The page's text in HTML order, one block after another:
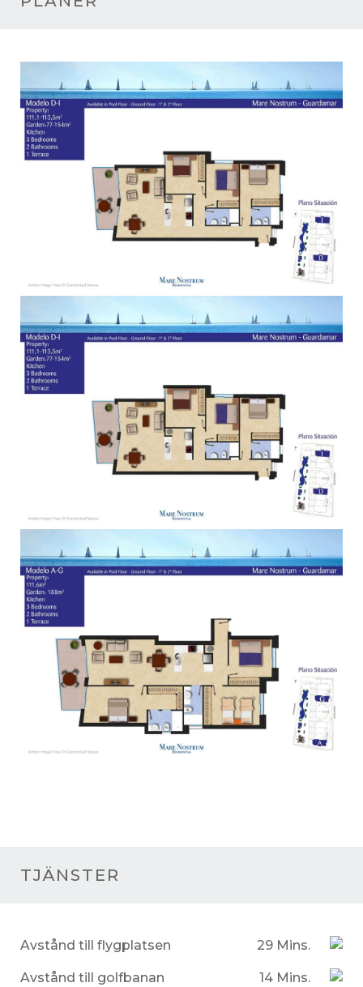
TJÄNSTER
Avstånd till flygplatsen 29 Mins.
Avstånd till golfbanan 14 Mins.